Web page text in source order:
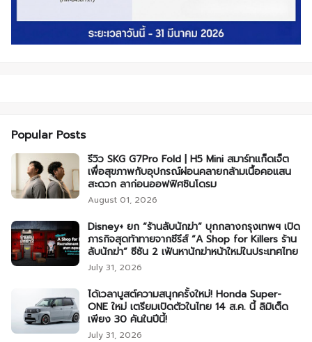
Popular Posts
รีวิว SKG G7Pro Fold | H5 Mini สมาร์ทแก็ดเจ็ต
เพื่อสุขภาพกับอุปกรณ์ผ่อนคลายกล้ามเนื้อคอแสน
สะดวก ลาก่อนออฟฟิศซินโดรม
August 01, 2026
Disney+ ยก “ร้านลับนักฆ่า” บุกกลางกรุงเทพฯ เปิด
ภารกิจสุดท้าทายจากซีรีส์ “A Shop for Killers ร้าน
ลับนักฆ่า” ซีซัน 2 เฟ้นหานักฆ่าหน้าใหม่ในประเทศไทย
July 31, 2026
ได้เวลาบูสต์ความสนุกครั้งใหม่! Honda Super-
ONE ใหม่ เตรียมเปิดตัวในไทย 14 ส.ค. นี้ ลิมิเต็ด
เพียง 30 คันในปีนี้!
July 31, 2026